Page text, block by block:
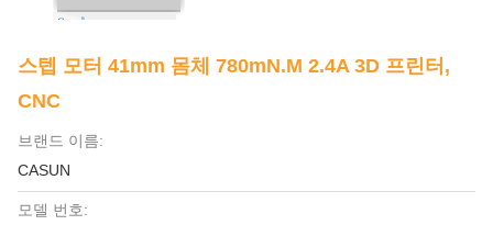
스텝 모터 41mm 몸체 780mN.m 2.4A 3D 프린터,
CNC
브랜드 이름:
CASUN
모델 번호: